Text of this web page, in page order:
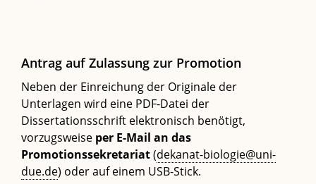
Antrag auf Zulassung zur Promotion
Neben der Einreichung der Originale der
Unterlagen wird eine PDF-Datei der
Dissertationsschrift elektronisch benötigt,
vorzugsweise per E-Mail an das
Promotionssekretariat(dekanat-biologie@uni-
due.de) oder auf einem USB-Stick.